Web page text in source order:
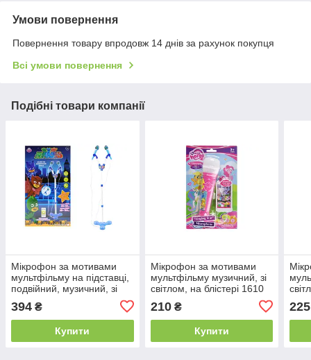
Умови повернення
Повернення товару впродовж 14 днів за рахунок покупця
Всі умови повернення
Подібні товари компанії
Мікрофон за мотивами
мультфільму на підставці,
подвійний, музичний, зі
світлом, в коробці DS-005-
4S
394 ₴
Купити
Мікрофон за мотивами
мультфільму музичний, зі
світлом, на блістері 1610
210₴
Купити
225